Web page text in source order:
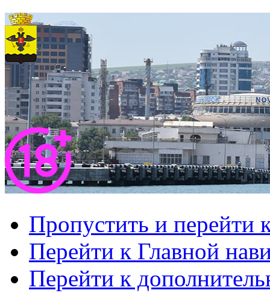
Пропустить и перейти
Перейти к Главной
Перейти к